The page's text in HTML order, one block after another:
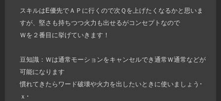
スキルはE優先でＡＰに行くので次Ｑを上げたくなるかと思いま
すが、堅さも持ちつつ火力も出せるがコンセプトなので
Ｗを２番目に挙げていきます！
豆知識：Ｗは通常モーションをキャンセルでき通常Ｗ通常などが
可能になります
慣れてきたらワード破壊や火力を出したいときに使いましょう･
ｘ･